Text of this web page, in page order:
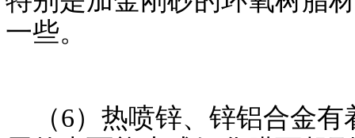
一些。
（6）热喷锌、锌铝合金有